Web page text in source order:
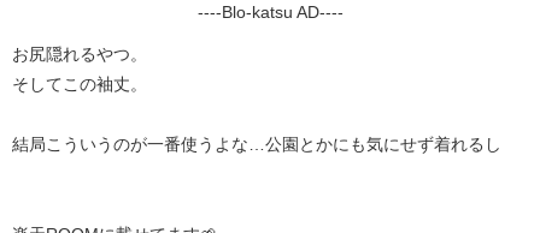
----Blo-katsu AD----
お尻隠れるやつ。
そしてこの袖丈。
結局こういうのが一番使うよな…公園とかにも気にせず着れるし